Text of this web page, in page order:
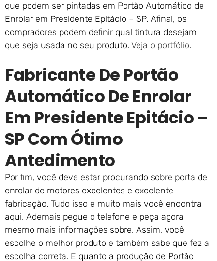
que podem ser pintadas em Portão Automático de
Enrolar em Presidente Epitácio – SP. Afinal, os
compradores podem definir qual tintura desejam
que seja usada no seu produto. Veja o portfólio.
Fabricante De Portão
Automático De Enrolar
Em Presidente Epitácio –
SP Com Ótimo
Antedimento
Por fim, você deve estar procurando sobre porta de
enrolar de motores excelentes e excelente
fabricação. Tudo isso e muito mais você encontra
aqui. Ademais pegue o telefone e peça agora
mesmo mais informações sobre. Assim, você
escolhe o melhor produto e também sabe que fez a
escolha correta. E quanto a produção de Portão